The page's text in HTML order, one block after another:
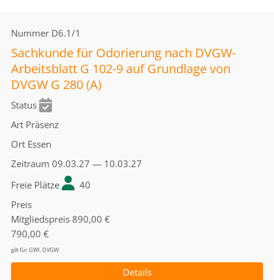
Nummer D6.1/1
Sachkunde für Odorierung nach DVGW-
Arbeitsblatt G 102-9 auf Grundlage von
DVGW G 280 (A)
Status
Art Präsenz
Ort Essen
Zeitraum 09.03.27 — 10.03.27
Freie Plätze
40
Preis
Mitgliedspreis 890,00 €
790,00 €
gilt für GWI, DVGW
Details